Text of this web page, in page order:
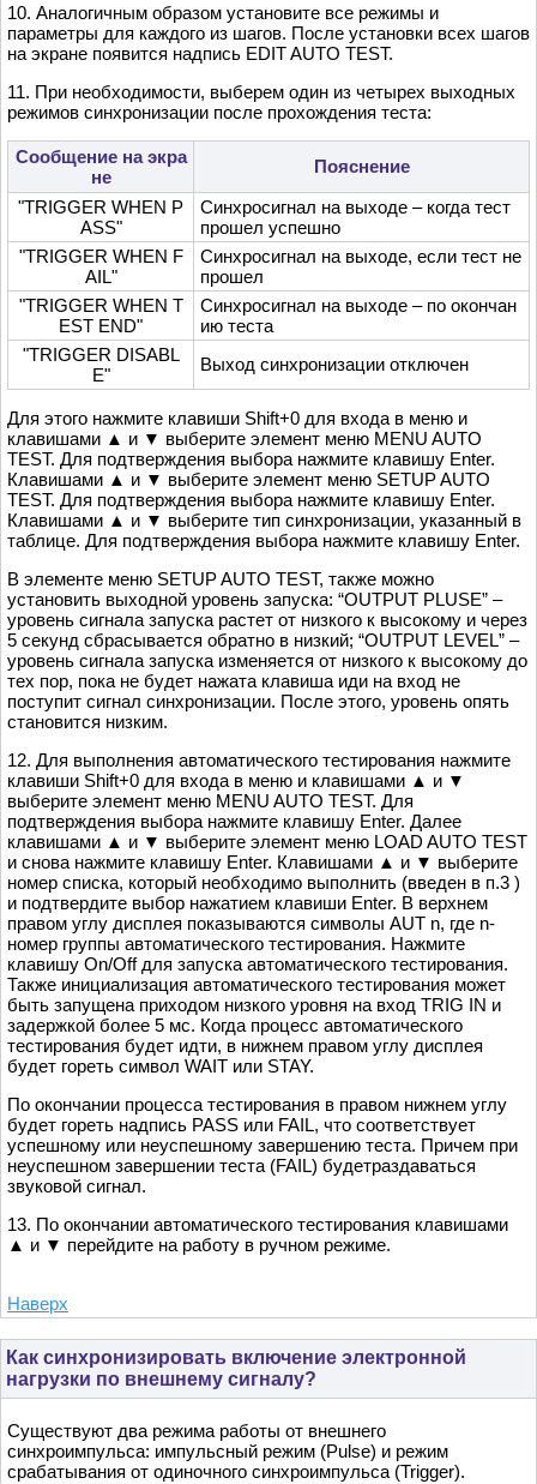
10. Аналогичным образом установите все режимы и
параметры для каждого из шагов. После установки всех шагов
на экране появится надпись EDIT AUTO TEST.
11. При необходимости, выберем один из четырех выходных
режимов синхронизации после прохождения теста:
Сообщение на экра
не
Пояснение
"TRIGGER WHEN P
ASS"
Синхросигнал на выходе – когда тест
прошел успешно
"TRIGGER WHEN F
AIL"
Синхросигнал на выходе, если тест не
прошел
"TRIGGER WHEN T
EST END"
Синхросигнал на выходе – по окончан
ию теста
"TRIGGER DISABL
E"
Выход синхронизации отключен
Для этого нажмите клавиши Shift+0 для входа в меню и
клавишами ▲ и ▼ выберите элемент меню MENU AUTO
TEST. Для подтверждения выбора нажмите клавишу Enter.
Клавишами ▲ и ▼ выберите элемент меню SETUP AUTO
TEST. Для подтверждения выбора нажмите клавишу Enter.
Клавишами ▲ и ▼ выберите тип синхронизации, указанный в
таблице. Для подтверждения выбора нажмите клавишу Enter.
В элементе меню SETUP AUTO TEST, также можно
установить выходной уровень запуска: “OUTPUT PLUSE” –
уровень сигнала запуска растет от низкого к высокому и через
5 секунд сбрасывается обратно в низкий; “OUTPUT LEVEL” –
уровень сигнала запуска изменяется от низкого к высокому до
тех пор, пока не будет нажата клавиша иди на вход не
поступит сигнал синхронизации. После этого, уровень опять
становится низким.
12. Для выполнения автоматического тестирования нажмите
клавиши Shift+0 для входа в меню и клавишами ▲ и ▼
выберите элемент меню MENU AUTO TEST. Для
подтверждения выбора нажмите клавишу Enter. Далее
клавишами ▲ и ▼ выберите элемент меню LOAD AUTO TEST
и снова нажмите клавишу Enter. Клавишами ▲ и ▼ выберите
номер списка, который необходимо выполнить (введен в п.3 )
и подтвердите выбор нажатием клавиши Enter. В верхнем
правом углу дисплея показываются символы AUT n, где n-
номер группы автоматического тестирования. Нажмите
клавишу On/Off для запуска автоматического тестирования.
Также инициализация автоматического тестирования может
быть запущена приходом низкого уровня на вход TRIG IN и
задержкой более 5 мс. Когда процесс автоматического
тестирования будет идти, в нижнем правом углу дисплея
будет гореть символ WAIT или STAY.
По окончании процесса тестирования в правом нижнем углу
будет гореть надпись PASS или FAIL, что соответствует
успешному или неуспешному завершению теста. Причем при
неуспешном завершении теста (FAIL) будетраздаваться
звуковой сигнал.
13. По окончании автоматического тестирования клавишами
▲ и ▼ перейдите на работу в ручном режиме.
Наверх
Как синхронизировать включение электронной
нагрузки по внешнему сигналу?
Существуют два режима работы от внешнего
синхроимпульса: импульсный режим (Pulse) и режим
срабатывания от одиночного синхроимпульса (Trigger).